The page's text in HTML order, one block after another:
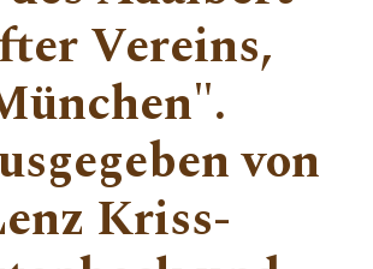
Vereins,
von
Kriss-